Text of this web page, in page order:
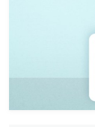
Illustrator價
Acrobat Pro